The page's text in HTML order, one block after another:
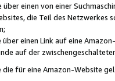
einen von einer
die Teil des Netzwerkes
einen Link auf eine
auf der
für eine Amazon-Website